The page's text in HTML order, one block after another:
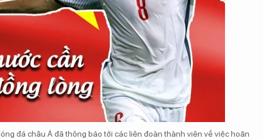
đá châu Á đã thông báo tới các liên đoàn thành viên về việc hoãn